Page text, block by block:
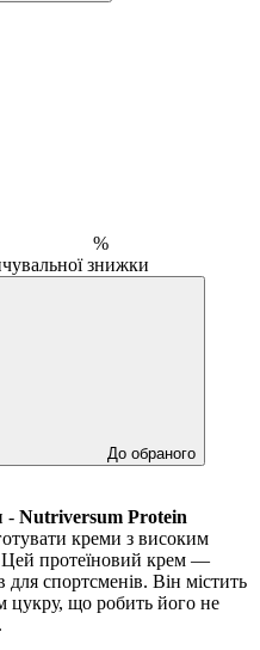
%
знижки
До обраного
- Nutriversum Protein
креми з високим
Цей протеїновий крем —
для спортсменів. Він містить
цукру, що робить його не